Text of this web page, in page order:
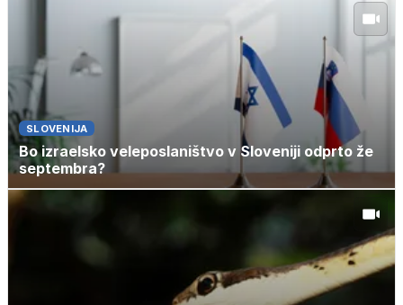
SLOVENIJA
Bo izraelsko veleposlaništvo v Sloveniji odprto že
septembra?